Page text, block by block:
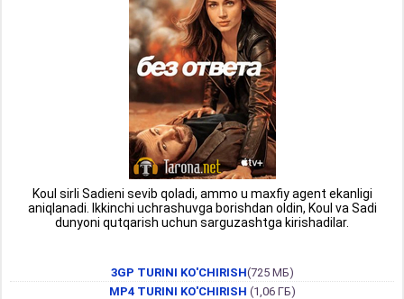
Koul sirli Sadieni sevib qoladi, ammo u maxfiy agent ekanligi
aniqlanadi. Ikkinchi uchrashuvga borishdan oldin, Koul va Sadi
dunyoni qutqarish uchun sarguzashtga kirishadilar.
3GP TURINI KO'CHIRISH(725 МБ)
MP4 TURINI KO'CHIRISH (1,06 ГБ)